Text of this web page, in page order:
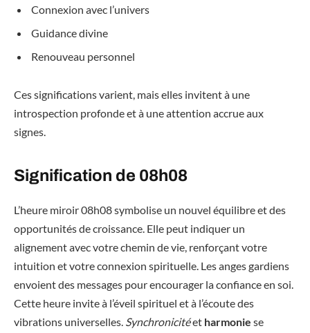
Connexion avec l’univers
Guidance divine
Renouveau personnel
Ces significations varient, mais elles invitent à une
introspection profonde et à une attention accrue aux
signes.
Signification de 08h08
L’heure miroir 08h08 symbolise un nouvel équilibre et des
opportunités de croissance. Elle peut indiquer un
alignement avec votre chemin de vie, renforçant votre
intuition et votre connexion spirituelle. Les anges gardiens
envoient des messages pour encourager la confiance en soi.
Cette heure invite à l’éveil spirituel et à l’écoute des
vibrations universelles. Synchronicitéet harmonie se